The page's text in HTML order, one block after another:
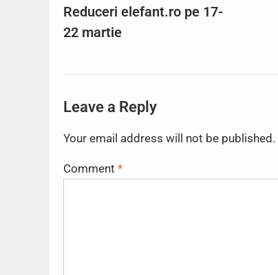
Reduceri elefant.ro pe 17-
22 martie
Leave a Reply
Your email address will not be published.
Comment *